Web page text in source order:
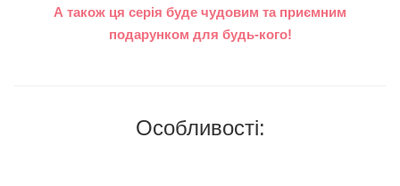
А також ця серія буде чудовим та приємним
подарунком для будь-кого!
Особливості: